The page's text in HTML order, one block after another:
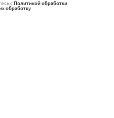
сПолитикой обработки
обработку